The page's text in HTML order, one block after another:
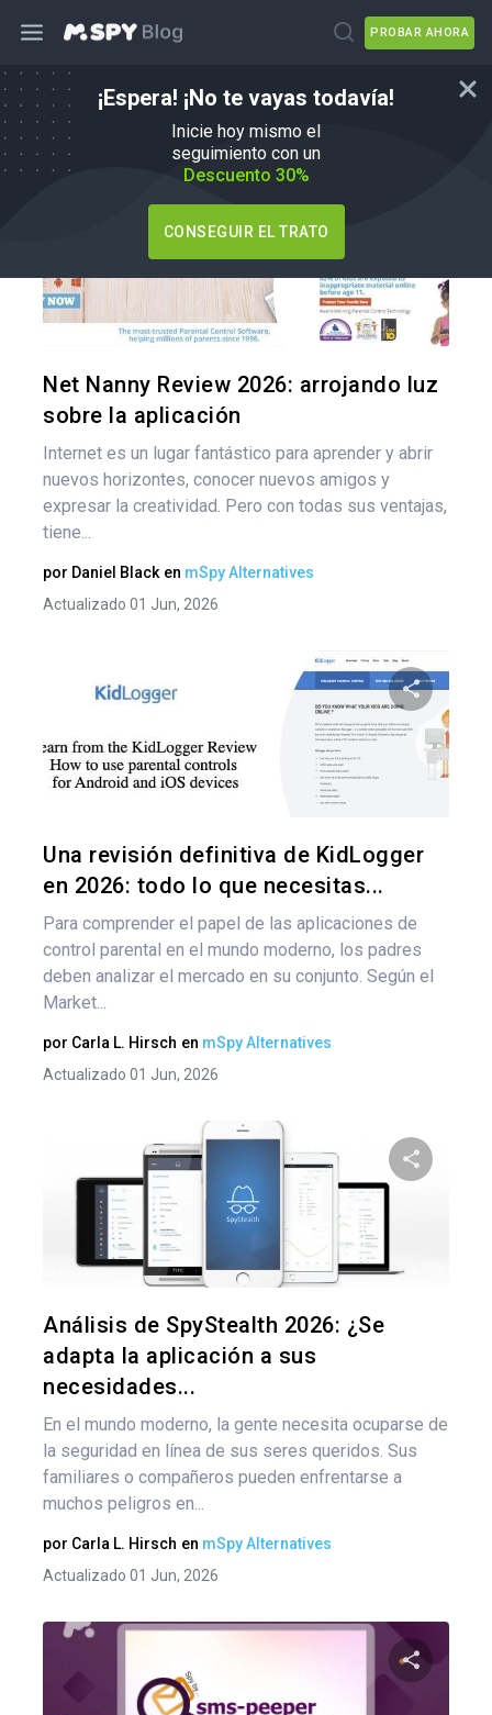
PROBAR AHORA
¡Espera! ¡No te vayas todavía!
Inicie hoy mismo el
seguimiento con un
Descuento 30%
CONSEGUIR EL TRATO
mSpy Alternativas
Net Nanny Review 2026: arrojando luz
sobre la aplicación
Internet es un lugar fantástico para aprender y abrir
nuevos horizontes, conocer nuevos amigos y
expresar la creatividad. Pero con todas sus ventajas,
tiene...
por Daniel Black en mSpy Alternatives
Actualizado 01 Jun, 2026
Una revisión definitiva de KidLogger
en 2026: todo lo que necesitas...
Para comprender el papel de las aplicaciones de
control parental en el mundo moderno, los padres
deben analizar el mercado en su conjunto. Según el
Market...
por Carla L. Hirsch en mSpy Alternatives
Actualizado 01 Jun, 2026
Análisis de SpyStealth 2026: ¿Se
adapta la aplicación a sus
necesidades...
En el mundo moderno, la gente necesita ocuparse de
la seguridad en línea de sus seres queridos. Sus
familiares o compañeros pueden enfrentarse a
muchos peligros en...
por Carla L. Hirsch en mSpy Alternatives
Actualizado 01 Jun, 2026